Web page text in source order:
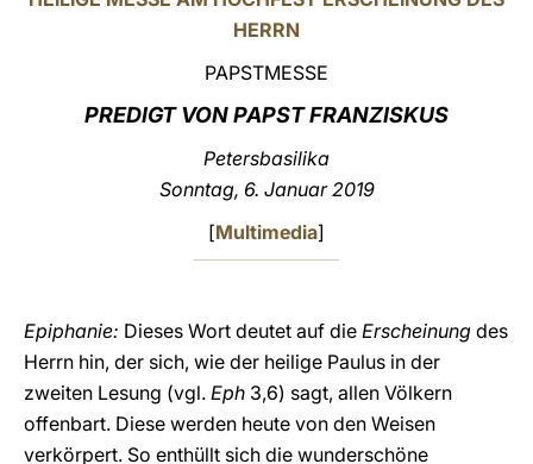
HERRN
PAPSTMESSE
PREDIGT VON PAPST FRANZISKUS
Petersbasilika
Sonntag, 6. Januar 2019
[Multimedia]
Epiphanie: Dieses Wort deutet auf die Erscheinung des
Herrn hin, der sich, wie der heilige Paulus in der
zweiten Lesung (vgl. Eph 3,6) sagt, allen Völkern
offenbart. Diese werden heute von den Weisen
verkörpert. So enthüllt sich die wunderschöne